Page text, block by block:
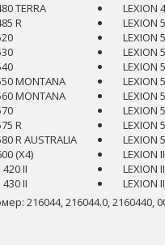
TERRA
LEXION
R
LEXION
LEXION
LEXION
LEXION
MONTANA
LEXION
MONTANA
LEXION
LEXION
R
LEXION
R AUSTRALIA
LEXION
(X4)
LEXION
420 II
LEXION
430 II
LEXION
216044, 216044.0, 2160440,